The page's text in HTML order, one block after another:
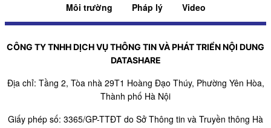
Môi trường Pháp lý Video
CÔNG TY TNHH DỊCH VỤ THÔNG TIN VÀ PHÁT TRIỂN NỘI DUNG
DATASHARE
Địa chỉ: Tầng 2, Tòa nhà 29T1 Hoàng Đạo Thúy, Phường Yên Hòa,
Thành phố Hà Nội
Giấy phép số: 3365/GP-TTĐT do Sở Thông tin và Truyền thông Hà